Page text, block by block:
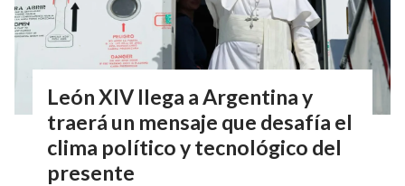
León XIV llega a Argentina y
traerá un mensaje que desafía el
clima político y tecnológico del
presente